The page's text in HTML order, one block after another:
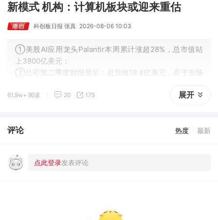
新模式 机构：计算机板块或迎来重估
科创板日报 张真 2026-08-06 10:03
①美股AI应用龙头Palantir本周累计涨超28%，总市值站
上3800亿美元；
②公司第二季度财报显示：总营收19.4亿美元，高于市场
③首席执行官亚历克斯·卡普将本季度描述为“超乎想象”，
61.9w+ 阅读 20 175 展开
评论 热度 最新